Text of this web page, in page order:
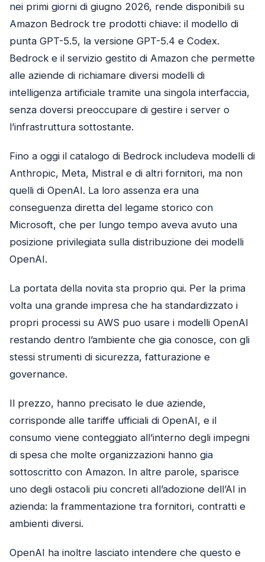
nei primi giorni di giugno 2026, rende disponibili su
Amazon Bedrock tre prodotti chiave: il modello di
punta GPT-5.5, la versione GPT-5.4 e Codex.
Bedrock e il servizio gestito di Amazon che permette
alle aziende di richiamare diversi modelli di
intelligenza artificiale tramite una singola interfaccia,
senza doversi preoccupare di gestire i server o
l’infrastruttura sottostante.
Fino a oggi il catalogo di Bedrock includeva modelli di
Anthropic, Meta, Mistral e di altri fornitori, ma non
quelli di OpenAI. La loro assenza era una
conseguenza diretta del legame storico con
Microsoft, che per lungo tempo aveva avuto una
posizione privilegiata sulla distribuzione dei modelli
OpenAI.
La portata della novita sta proprio qui. Per la prima
volta una grande impresa che ha standardizzato i
propri processi su AWS puo usare i modelli OpenAI
restando dentro l’ambiente che gia conosce, con gli
stessi strumenti di sicurezza, fatturazione e
governance.
Il prezzo, hanno precisato le due aziende,
corrisponde alle tariffe ufficiali di OpenAI, e il
consumo viene conteggiato all’interno degli impegni
di spesa che molte organizzazioni hanno gia
sottoscritto con Amazon. In altre parole, sparisce
uno degli ostacoli piu concreti all’adozione dell’AI in
azienda: la frammentazione tra fornitori, contratti e
ambienti diversi.
OpenAI ha inoltre lasciato intendere che questo e